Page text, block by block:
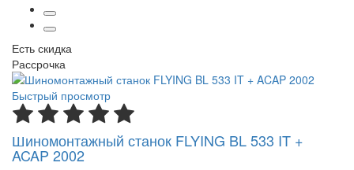
Есть скидка
Рассрочка
Быстрый просмотр
Шиномонтажный станок FLYING BL 533 IT +
ACAP 2002